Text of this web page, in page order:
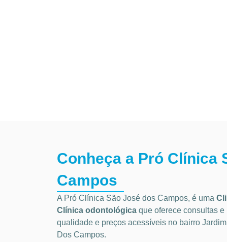
Conheça a Pró Clínica
Campos
A Pró Clínica São José dos Campos, é uma
Clínica odontológica que oferece consultas e
qualidade e preços acessíveis no bairro
Dos Campos.